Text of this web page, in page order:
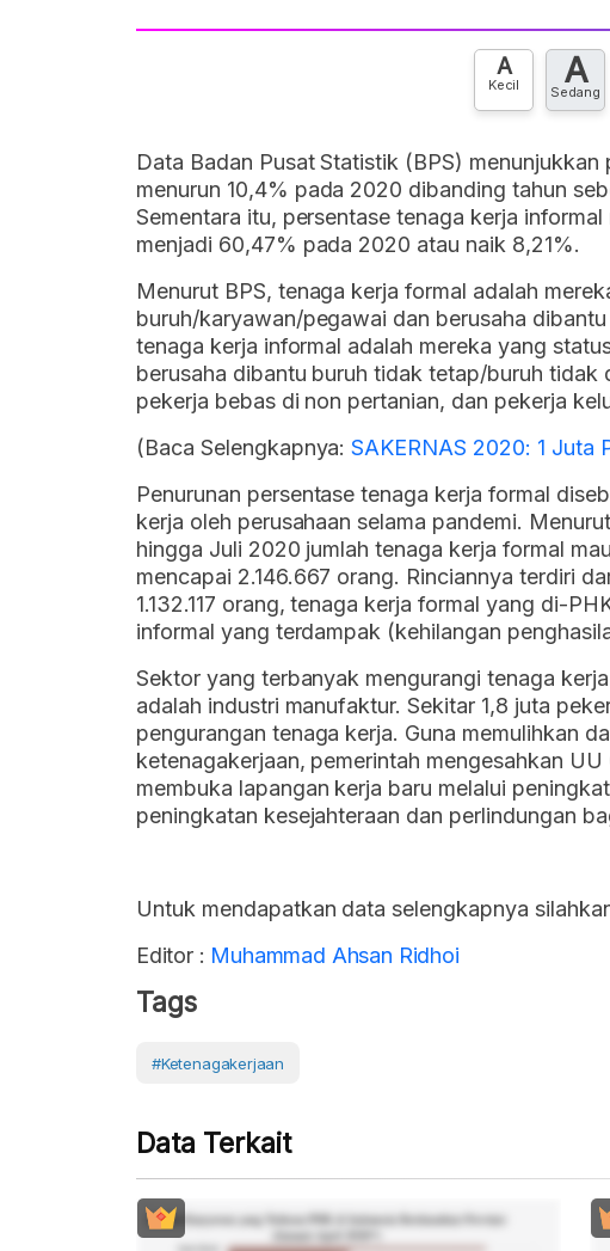
A
Kecil A
Sedang
Data Badan Pusat Statistik (BPS)
menurun 10,4% pada 2020 dibanding tahun
Sementara itu, persentase tenaga kerja
menjadi 60,47% pada 2020 atau naik 8,21%.
Menurut BPS, tenaga kerja formal adalah
buruh/karyawan/pegawai dan berusaha
tenaga kerja informal adalah mereka yang
berusaha dibantu buruh tidak tetap/buruh tidak
pekerja bebas di non pertanian, dan pekerja
(Baca Selengkapnya:SAKERNAS 2020: 1 Juta
Penurunan persentase tenaga kerja formal
kerja oleh perusahaan selama pandemi.
hingga Juli 2020 jumlah tenaga kerja formal
mencapai 2.146.667 orang. Rinciannya terdiri
1.132.117 orang, tenaga kerja formal yang di-
informal yang terdampak (kehilangan
Sektor yang terbanyak mengurangi tenaga
adalah industri manufaktur. Sekitar 1,8 juta
pengurangan tenaga kerja. Guna memulihkan
ketenagakerjaan, pemerintah mengesahkan
membuka lapangan kerja baru melalui
peningkatan kesejahteraan dan perlindungan
Untuk mendapatkan data selengkapnya
Editor : Muhammad Ahsan Ridhoi
Tags
#Ketenagakerjaan
Data Terkait